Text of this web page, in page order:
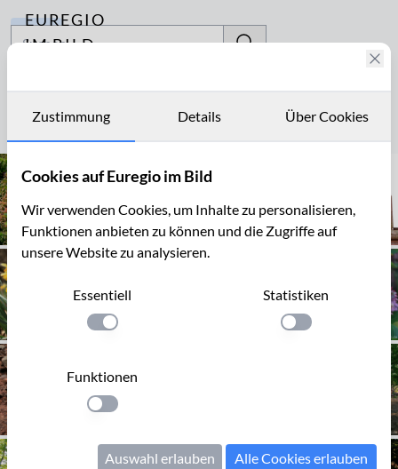
EUREGIO
IM BILD
Archiv
Kontakt
Archiv
Zustimmung Details Über Cookies
Cookies auf Euregio im Bild
Wir verwenden Cookies, um Inhalte zu personalisieren,
Funktionen anbieten zu können und die Zugriffe auf
unsere Website zu analysieren.
Essentiell
Einstellung anwenden
Statistiken
Einstellung
Funktionen
Einstellung anwenden
Auswahl erlauben Alle Cookies erlauben